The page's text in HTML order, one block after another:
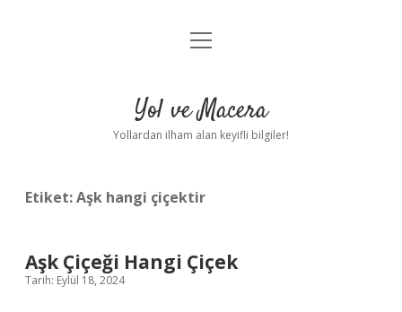
Anasayfa
Yasal Uyarı
menüyü
Yol ve Macera
Yollardan ilham alan keyifli bilgiler!
Etiket:Aşk hangi çiçektir
Aşk Çiçeği Hangi Çiçek
Tarih: Eylül 18, 2024